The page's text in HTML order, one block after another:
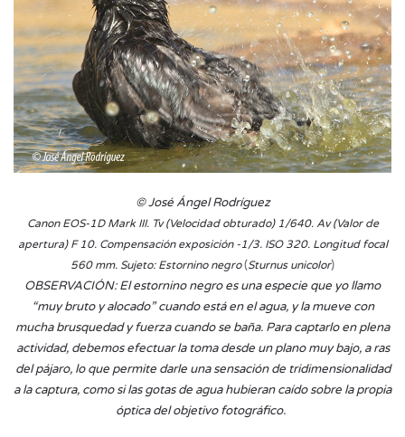
© José Ángel Rodríguez
Canon EOS-1D Mark III. Tv (Velocidad obturado) 1/640. Av (Valor de
apertura) F 10. Compensación exposición -1/3. ISO 320. Longitud focal
560 mm. Sujeto: Estornino negro(Sturnus unicolor)​
OBSERVACIÓN:El estornino negro es una especie que yo llamo
“muy bruto y alocado” cuando está en el agua, y la mueve con
mucha brusquedad y fuerza cuando se baña. Para captarlo en plena
actividad, debemos efectuar la toma desde un plano muy bajo, a ras
del pájaro, lo que permite darle una sensación de tridimensionalidad
a la captura, como si las gotas de agua hubieran caído sobre la propia
óptica del objetivo fotográfico.